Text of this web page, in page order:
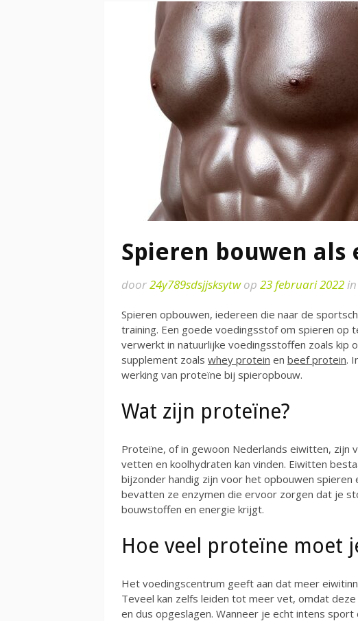
Spieren bouwen als
door24y789sdsjjsksytwop 23 februari 2022in
Spieren opbouwen, iedereen die naar de
training. Een goede voedingsstof om spieren op
verwerkt in natuurlijke voedingsstoffen zoals kip
supplement zoals whey protein en beef protein.
werking van proteïne bij spieropbouw.
Wat zijn proteïne?
Proteïne, of in gewoon Nederlands eiwitten,
vetten en koolhydraten kan vinden. Eiwitten
bijzonder handig zijn voor het opbouwen spieren
bevatten ze enzymen die ervoor zorgen dat je
bouwstoffen en energie krijgt.
Hoe veel proteïne moet
Het voedingscentrum geeft aan dat meer
Teveel kan zelfs leiden tot meer vet, omdat
en dus opgeslagen. Wanneer je echt intens